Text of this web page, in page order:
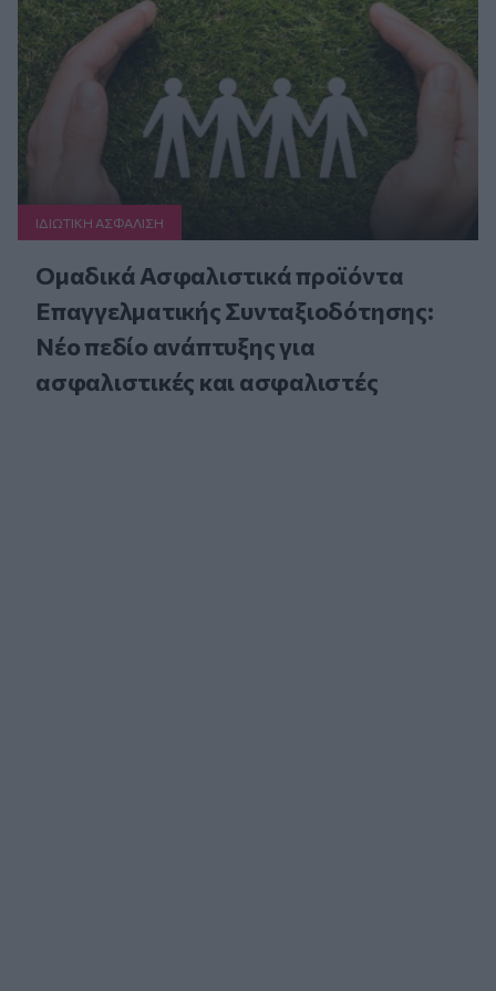
ΙΔΙΩΤΙΚΗ ΑΣΦAΛΙΣΗ
Ομαδικά Ασφαλιστικά προϊόντα
Επαγγελματικής Συνταξιοδότησης:
Νέο πεδίο ανάπτυξης για
ασφαλιστικές και ασφαλιστές